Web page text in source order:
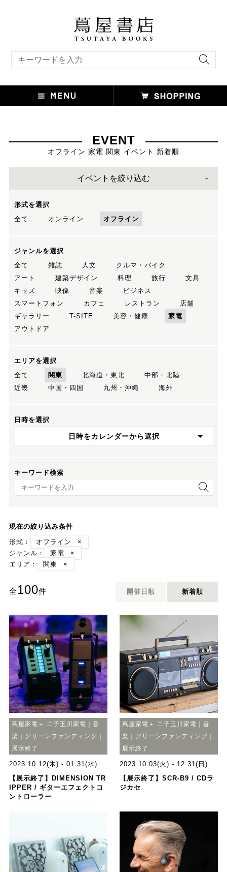
EVENT
オフライン 家電 関東 イベント 新着順
イベントを絞り込む
形式を選択
全て
オンライン オフライン
ジャンルを選択
全て
雑誌 人文
クルマ・バイク
アート
建築デザイン 料理 旅行
文具
キッズ
映像 音楽
ビジネス
スマートフォン
カフェ レストラン
店舗
ギャラリー
T-SITE 美容・健康
家電
アウトドア
エリアを選択
全て
関東 北海道・東北
中部・北陸
近畿
中国・四国 九州・沖縄 海外
日時を選択
日時をカレンダーから選択
キーワード検索
キーワード検索
現在の絞り込み条件
形式：
オフライン
×
ジャンル：
家電
×
エリア：
関東 ×
全100件 開催日順 新着順
蔦屋家電＋ 二子玉川家電｜音
楽｜グリーンファンディング｜
展示終了
2023.10.12(木) - 01.31(水)
【展示終了】DIMENSION TR
IPPER / ギターエフェクトコ
ントローラー
蔦屋家電＋ 二子玉川家電｜音
楽｜グリーンファンディング｜
展示終了
2023.10.03(火) - 12.31(日)
【展示終了】SCR-B9 / CDラ
ジカセ